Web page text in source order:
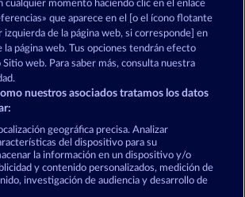
y condiciones
de privacidad
solicitud de desistimiento
cualquier momento haciendo clic en el enlace
que aparece en el [o el ícono flotante
de la página web, si corresponde] en
la página web. Tus opciones tendrán efecto
web. Para saber más, consulta nuestra
nuestros asociados tratamos los datos
geográfica precisa. Analizar
del dispositivo para su
la información en un dispositivo y/o
y contenido personalizados, medición de
investigación de audiencia y desarrollo de